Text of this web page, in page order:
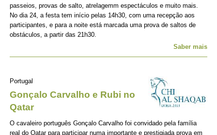
passeios, provas de salto, atrelagemm espectáculos e muito mais.
No dia 24, a festa tem início pelas 14h30, com uma recepção aos
participantes, e para a noite está marcada uma prova de saltos de
obstáculos, a partir das 21h30.
Saber mais
Portugal
Gonçalo Carvalho e Rubi no
Qatar
O cavaleiro português Gonçalo Carvalho foi convidado pela família
real do Qatar para participar numa importante e prestigiada prova em